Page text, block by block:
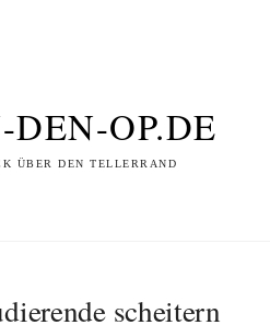
OP.DE
ÜBER DEN TELLERRAND
scheitern